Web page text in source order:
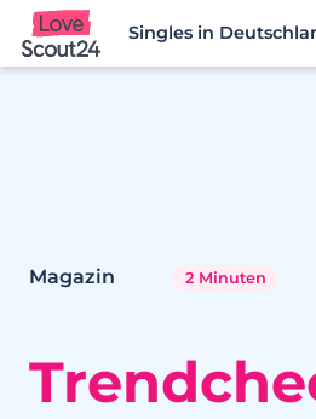
Lovescout24
Singles in
Magazin 2 Minuten